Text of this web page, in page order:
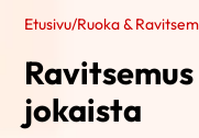
Etusivu/Ruoka &
jokaista